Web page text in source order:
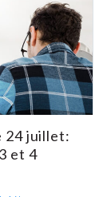
24 juillet:
et 4